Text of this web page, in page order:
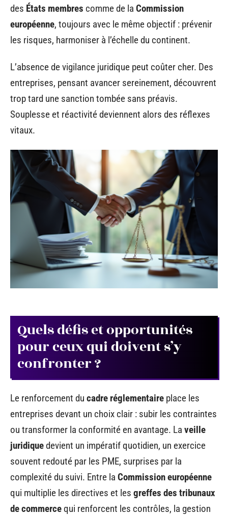
des États membres comme de la Commission
européenne, toujours avec le même objectif : prévenir
les risques, harmoniser à l’échelle du continent.
L’absence de vigilance juridique peut coûter cher. Des
entreprises, pensant avancer sereinement, découvrent
trop tard une sanction tombée sans préavis.
Souplesse et réactivité deviennent alors des réflexes
vitaux.
Quels défis et opportunités
pour ceux qui doivent s’y
confronter ?
Le renforcement du cadre réglementaire place les
entreprises devant un choix clair : subir les contraintes
ou transformer la conformité en avantage. La veille
juridiquedevient un impératif quotidien, un exercice
souvent redouté par les PME, surprises par la
complexité du suivi. Entre la Commission européenne
qui multiplie les directives et les greffes des tribunaux
de commercequi renforcent les contrôles, la gestion